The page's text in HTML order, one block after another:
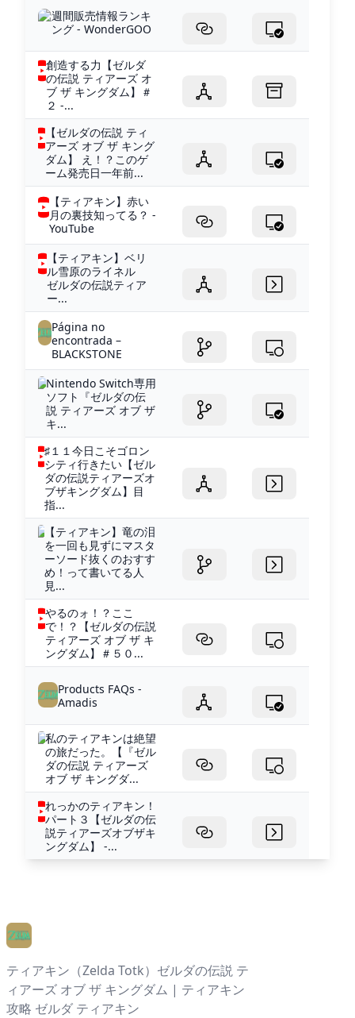
週間販売情報ランキ
ング - WonderGOO
創造する力【ゼルダ
の伝説 ティアーズ オ
ブ ザ キングダム】＃
２ -...
【ゼルダの伝説 ティ
アーズ オブ ザ キング
ダム】 え！？このゲ
ーム発売日一年前...
【ティアキン】赤い
月の裏技知ってる？ -
YouTube
【ティアキン】ベリ
ル雪原のライネル
ゼルダの伝説ティア
ー...
Página no
encontrada –
BLACKSTONE
Nintendo Switch専用
ソフト『ゼルダの伝
説 ティアーズ オブ ザ
キ...
♯１１今日こそゴロン
シティ行きたい【ゼル
ダの伝説ティアーズオ
ブザキングダム】目
指...
【ティアキン】竜の泪
を一回も見ずにマスタ
ーソード抜くのおすす
め！って書いてる人
見...
やるのォ！？ここ
で！？【ゼルダの伝説
ティアーズ オブ ザ キ
ングダム】＃５０...
Products FAQs -
Amadis
私のティアキンは絶望
の旅だった。【『ゼル
ダの伝説 ティアーズ
オブ ザ キングダ...
れっかのティアキン！
パート３【ゼルダの伝
説ティアーズオブザキ
ングダム】 -...
ティアキン（Zelda Totk）ゼルダの伝説 テ
ィアーズ オブ ザ キングダム | ティアキン
攻略 ゼルダ ティアキン